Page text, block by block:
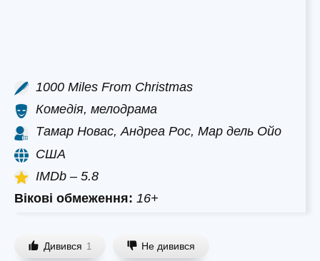
1000 Miles From Christmas
Комедія, мелодрама
Тамар Новас, Андреа Рос, Мар дель Ойо
США
IMDb – 5.8
Вікові обмеження: 16+
Дивився 1 Не дивився